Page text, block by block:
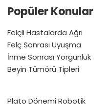
Popüler Konular
Felçli Hastalarda Ağrı
Felç Sonrası Uyuşma
İnme Sonrası Yorgunluk
Beyin Tümörü Tipleri
Plato Dönemi Robotik